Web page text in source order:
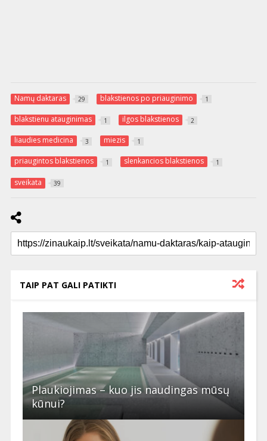
Namų daktaras 29 blakstienos po priauginimo 1
blakstienu atauginimas 1 ilgos blakstienos 2
liaudies medicina 3 miezis 1
priaugintos blakstienos 1 slenkancios blakstienos 1
sveikata 39
TAIP PAT GALI PATIKTI
Plaukiojimas – kuo jis naudingas mūsų
kūnui?